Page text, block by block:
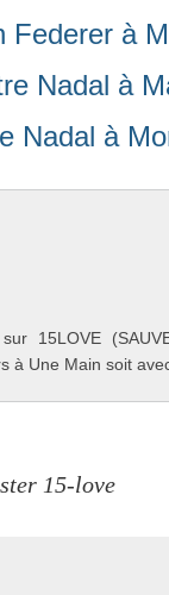
Feder­er à
Nadal à
Nadal à
15LOVE
à Une Main soit
15-love